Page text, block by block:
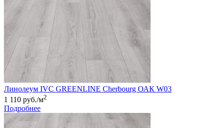
Линолеум IVC GREENLINE Cherbourg ОАК W03
1 110 руб./м2
Подробнее